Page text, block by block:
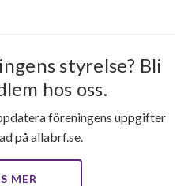
styrelse? Bli
hos oss.
föreningens uppgifter
på allabrf.se.
MER